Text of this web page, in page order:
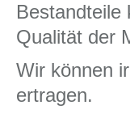
Bestandteile
Qualität der
Wir können
ertragen.